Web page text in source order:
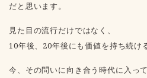
だと思います。
見た目の流行だけではなく、
10年後、20年後にも価値を持ち続け
今、その問いに向き合う時代に入っ